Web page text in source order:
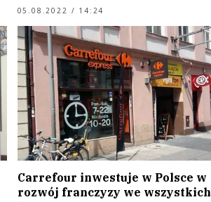
05.08.2022 / 14:24
Carrefour inwestuje w Polsce w
rozwój franczyzy we wszystkich